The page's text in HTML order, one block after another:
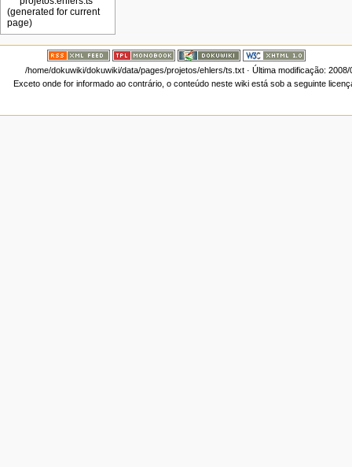
/home/dokuwiki/dokuwiki/data/pages/projetos/ehlers/ts.txt· Última modificação:
Exceto onde for informado ao contrário, o conteúdo neste wiki está sob a seguinte